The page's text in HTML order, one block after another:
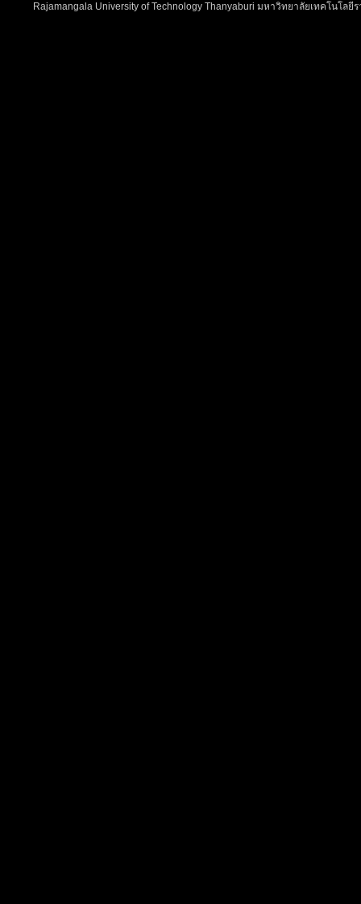
Rajamangala University of Technology Thanyaburi มหาวิทยาลัยเทคโนโ